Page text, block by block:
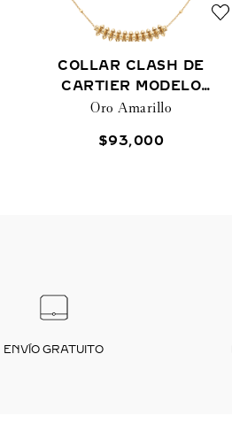
COLLAR CLASH DE
CARTIER MODELO
MEDIANO
Oro Amarillo
$93,000
ENVÍO GRATUITO